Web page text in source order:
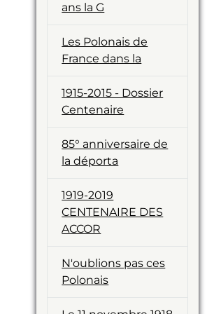
ans la G
Les Polonais de
France dans la
1915-2015 - Dossier
Centenaire
85° anniversaire de
la déporta
1919-2019
CENTENAIRE DES
ACCOR
N'oublions pas ces
Polonais